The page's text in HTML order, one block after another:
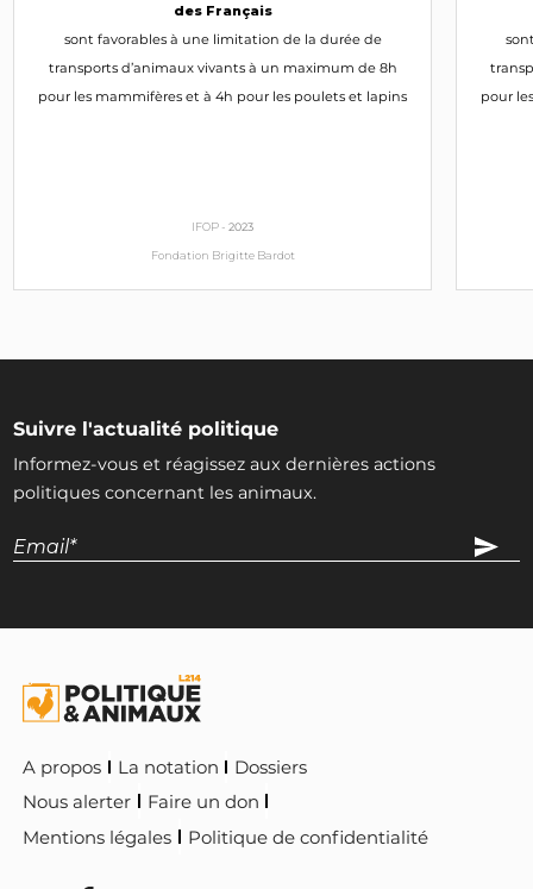
des Français
sont favorables à une limitation de la durée de
transports d’animaux vivants à un maximum de 8h
pour les mammifères et à 4h pour les poulets et lapins
IFOP -2023
Fondation Brigitte Bardot
pour
Suivre l'actualité politique
Informez-vous et réagissez aux dernières actions
politiques concernant les animaux.
A propos La notation
Dossiers
Nous alerter
Faire un don
Mentions légales
Politique de confidentialité